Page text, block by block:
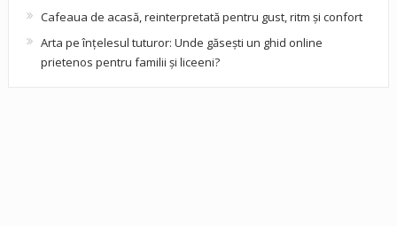
Cafeaua de acasă, reinterpretată pentru gust, ritm și confort
Arta pe înțelesul tuturor: Unde găsești un ghid online
prietenos pentru familii și liceeni?